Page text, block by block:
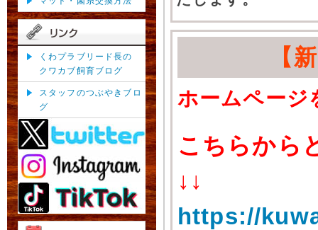
くわプラブリード長の
クワカブ飼育ブログ
スタッフのつぶやきブロ
グ
【
ホームページ
こちらから
↓↓
https://